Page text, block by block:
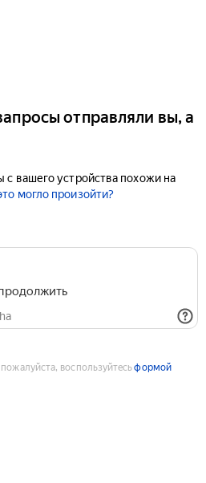
отправляли вы, а
с вашего устройства похожи на
могло произойти?
воспользуйтесьформой